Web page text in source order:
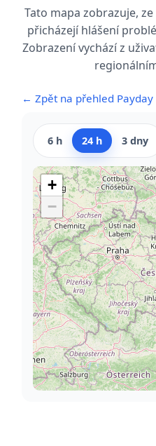
Tato mapa zobrazuje,
přicházejí hlášení
Zobrazení vychází z
← Zpět na přehled Payday
6 h 24 h 3 dny
+
−